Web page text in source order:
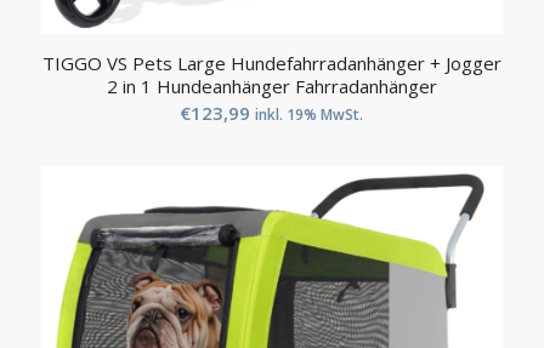
TIGGO VS Pets Large Hundefahrradanhänger + Jogger
2 in 1 Hundeanhänger Fahrradanhänger
€123,99 inkl. 19% MwSt.